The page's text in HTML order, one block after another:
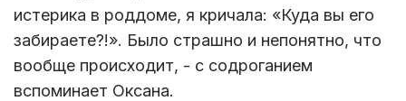
истерика в роддоме, я кричала: «Куда вы его
забираете?!». Было страшно и непонятно, что
вообще происходит, - с содроганием
вспоминает Оксана.